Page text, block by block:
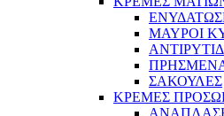
ΜΑΥΡΟΙ
ΣΑΚΟΥΛΕΣ
ΚΡΕΜΕΣ